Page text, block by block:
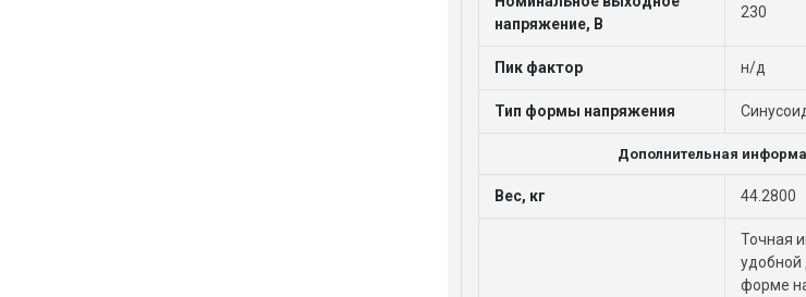
напряжение, В
230
Пик фактор н/д
Тип формы напряжения
Дополнительная
Вес, кг 44.2800
Точная
удобной
форме